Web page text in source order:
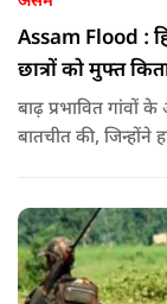
Assam Flood :
छात्रों को मुफ्त
बाढ़ प्रभावित गांवों
बातचीत की,